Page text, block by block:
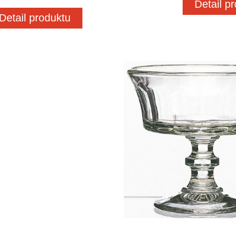
produktu
Detail